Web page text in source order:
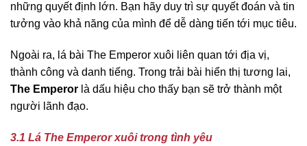
những quyết định lớn. Bạn hãy duy trì sự quyết đoán và tin
tưởng vào khả năng của mình để dễ dàng tiến tới mục tiêu.
Ngoài ra, lá bài The Emperor xuôi liên quan tới địa vị,
thành công và danh tiếng. Trong trải bài hiển thị tương lai,
The Emperor là dấu hiệu cho thấy bạn sẽ trở thành một
người lãnh đạo.
3.1 Lá The Emperor xuôi trong tình yêu